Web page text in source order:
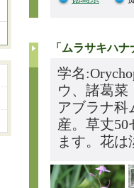
「ムラサキハ
学名
ウ、諸葛菜
アブラナ科
産。草丈
ます。花